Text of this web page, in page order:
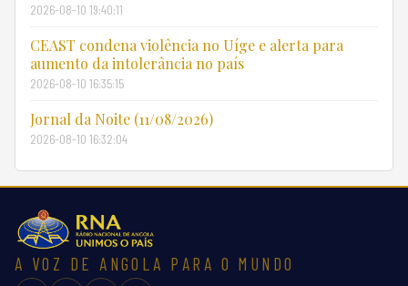
2026-08-10 19:40:11
CEAST condena violência no Uíge e alerta para
aumento da intolerância no país
2026-08-10 16:35:15
Jornal da Noite (11/08/2026)
2026-08-10 16:32:04
A VOZ DE ANGOLA PARA O MUNDO